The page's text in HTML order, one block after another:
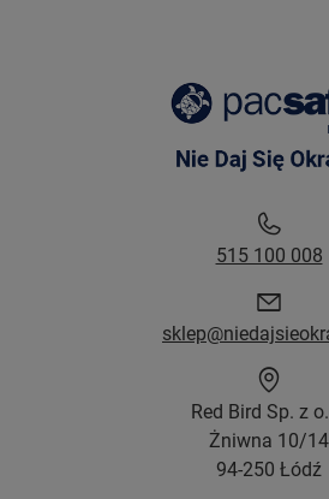
515 100 008
Red Bird Sp. z
Żniwna 10/14
94-250 Łódź